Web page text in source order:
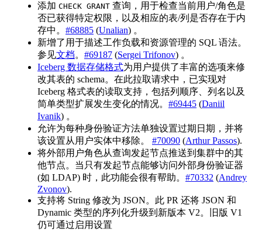
添加 CHECK GRANT 查询，用于检查当前用户/角色是
否已获得特定权限，以及相应的表/列是否存在于内
存中。 #68885 (Unalian) 。
新增了用于描述工作负载和资源管理的 SQL 语法。
参见文档。 #69187 (Sergei Trifonov) 。
Iceberg 数据存储格式为用户提供了丰富的选项来修
改其表的 schema。在此拉取请求中，已实现对
Iceberg 格式表的读取支持，包括列顺序、列名以及
简单类型扩展发生变化的情况。 #69445 (Daniil
Ivanik) 。
允许为每种身份验证方法单独设置过期日期，并将
该设置从用户实体中移除。 #70090 (Arthur Passos).
将外部用户角色从查询发起节点推送到集群中的其
他节点。当只有发起节点能够访问外部身份验证器
(如 LDAP) 时，此功能会很有帮助。 #70332 (Andrey
Zvonov).
支持将 String 修改为 JSON。此 PR 还将 JSON 和
Dynamic 类型的序列化升级到新版本 V2。旧版 V1
仍可通过启用设置